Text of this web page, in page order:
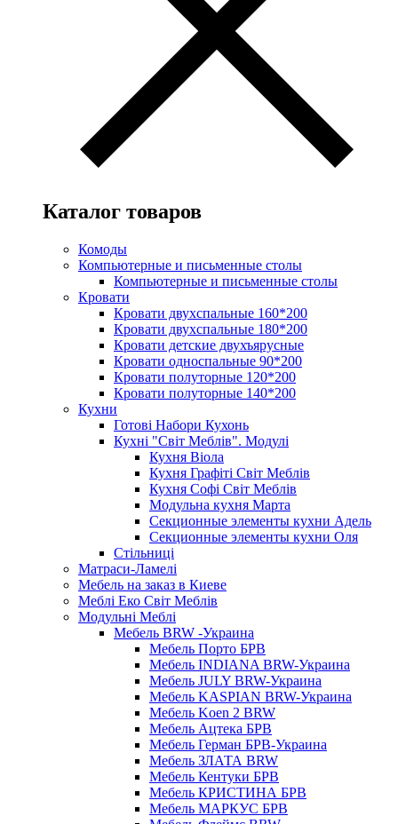
Каталог товаров
Комоды
Компьютерные и письменные столы
Компьютерные и письменные столы
Кровати
Кровати двухспальные 160*200
Кровати двухспальные 180*200
Кровати детские двухъярусные
Кровати односпальные 90*200
Кровати полуторные 120*200
Кровати полуторные 140*200
Кухни
Готові Набори Кухонь
Кухні "Світ Меблів". Модулі
Кухня Віола
Кухня Графіті Світ Меблів
Кухня Софі Світ Меблів
Модульна кухня Марта
Секционные элементы кухни Адель
Секционные элементы кухни Оля
Стільниці
Матраси-Ламелі
Мебель на заказ в Киеве
Меблі Еко Світ Меблів
Модульні Меблі
Мебель BRW -Украина
Мебель Порто БРВ
Мебель INDIANA BRW-Украина
Мебель JULY BRW-Украина
Мебель KASPIAN BRW-Украина
Мебель Koen 2 BRW
Мебель Ацтека БРВ
Мебель Герман БРВ-Украина
Мебель ЗЛАТА BRW
Мебель Кентуки БРВ
Мебель КРИСТИНА БРВ
Мебель МАРКУС БРВ